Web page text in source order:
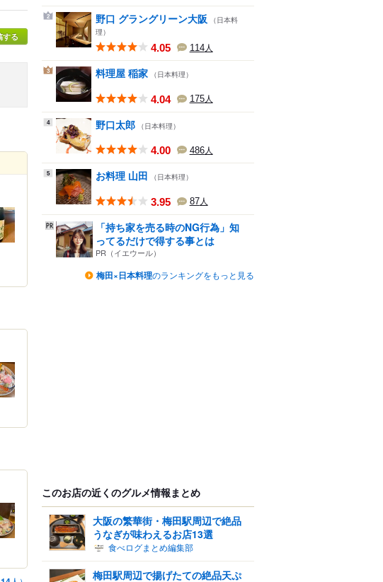
する
2 野口 グラングリーン大阪
（日本料
理）
4.05 114人
3 料理屋 稲家 （日本料理）
4.04 175人
4 野口太郎 （日本料理）
4.00 486人
5 お料理 山田 （日本料理）
3.95 87人
「持ち家を売る時のNG行為」知
ってるだけで得する事とは
PR（イエウール）
梅田×日本料理のランキングをもっと見る
このお店の近くのグルメ情報まとめ
大阪の繁華街・梅田駅周辺で絶品
うなぎが味わえるお店13選
食べログまとめ編集部
梅田駅周辺で揚げたての絶品天ぷ